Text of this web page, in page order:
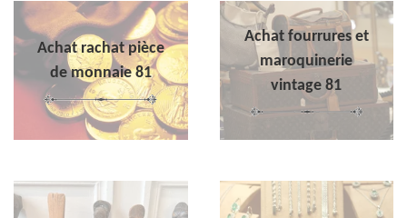
Achat rachat pièce
de monnaie 81
Achat fourrures et
maroquinerie
vintage 81